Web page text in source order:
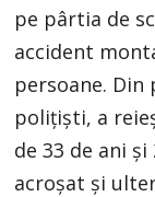
pe pârtia de
accident
persoane.
polițiști, a
de 33 de ani
acroșat și